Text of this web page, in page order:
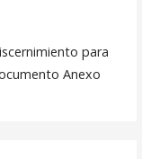
para
Anexo